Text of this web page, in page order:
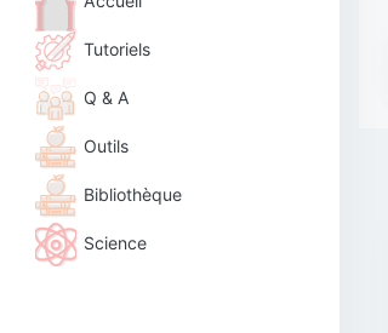
Tutoriels
Q & A
Outils
Bibliothèque
Science